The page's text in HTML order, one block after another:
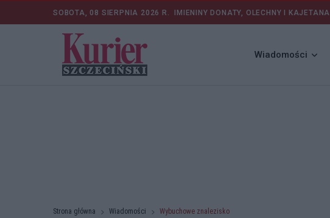
SOBOTA, 08 SIERPNIA 2026 R. IMIENINY DONATY, OLECHNY I KAJETANA
Wiadomości
Strona główna Wiadomości Wybuchowe znalezisko